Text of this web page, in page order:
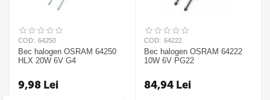
COD: 64250
Bec halogen OSRAM 64250
HLX 20W 6V G4
9,98 Lei
COD: 64222
Bec halogen OSRAM 64222
10W 6V PG22
84,94 Lei